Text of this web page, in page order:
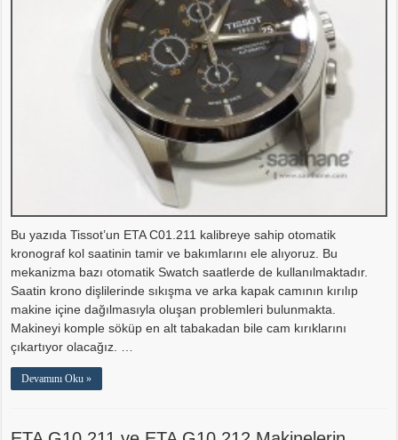
Bu yazıda Tissot’un ETA C01.211 kalibreye sahip otomatik
kronograf kol saatinin tamir ve bakımlarını ele alıyoruz. Bu
mekanizma bazı otomatik Swatch saatlerde de kullanılmaktadır.
Saatin krono dişlilerinde sıkışma ve arka kapak camının kırılıp
makine içine dağılmasıyla oluşan problemleri bulunmakta.
Makineyi komple söküp en alt tabakadan bile cam kırıklarını
çıkartıyor olacağız. …
Devamını Oku »